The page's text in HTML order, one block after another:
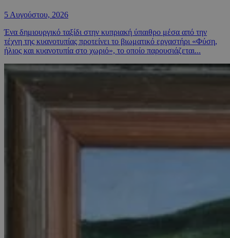
5 Αυγούστου, 2026
Ένα δημιουργικό ταξίδι στην κυπριακή ύπαιθρο μέσα από την
τέχνη της κυανοτυπίας προτείνει το βιωματικό εργαστήρι «Φύση,
ήλιος και κυανοτυπία στο χωριό», το οποίο παρουσιάζεται...